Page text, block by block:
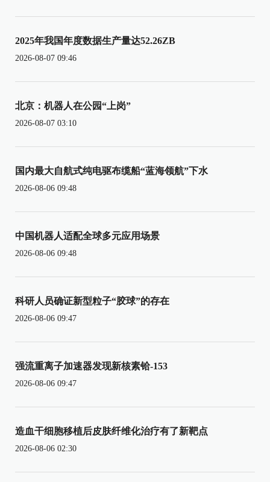
2025年我国年度数据生产量达52.26ZB
2026-08-07 09:46
北京：机器人在公园“上岗”
2026-08-07 03:10
国内最大自航式纯电驱布缆船“蓝海领航”下水
2026-08-06 09:48
中国机器人适配全球多元应用场景
2026-08-06 09:48
科研人员确证新型粒子“胶球”的存在
2026-08-06 09:47
强流重离子加速器发现新核素铪-153
2026-08-06 09:47
造血干细胞移植后皮肤纤维化治疗有了新靶点
2026-08-06 02:30